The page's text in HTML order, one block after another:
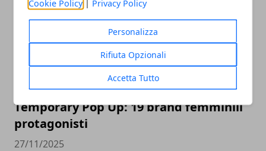
Cookie Policy Privacy Policy
Personalizza
Rifiuta Opzionali
Accetta Tutto
Green Pea ospita il Fashion Christmas
Temporary Pop Up: 19 brand femminili
protagonisti
27/11/2025